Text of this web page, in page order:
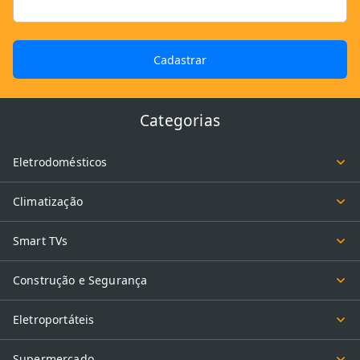
precisa de um aliado para diversas preparações.
Como escolher seu mixer?
O material das lâminas: lâminas de aço inoxidável garantem maior
para triturar e misturar ingredientes mais densos;
medidor, batedor de claras ou triturador, de acordo com suas
Qual a diferença entre um mixer e um
liquidificador?
Cadastrar
Categorias
Eletrodomésticos
Climatização
Smart TVs
Construção e Segurança
Eletroportáteis